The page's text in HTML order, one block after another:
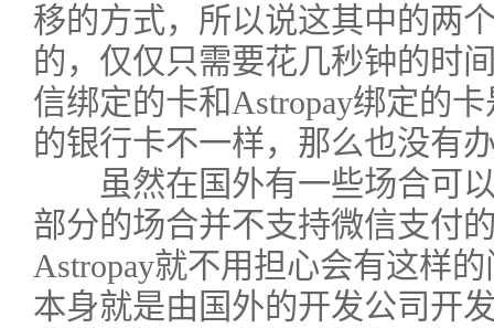
移的方式，所以说这其中的两
的，仅仅只需要花几秒钟的时
信绑定的卡和Astropay绑定的
的银行卡不一样，那么也没有
虽然在国外有一些场合可以
部分的场合并不支持微信支付
Astropay就不用担心会有这样
本身就是由国外的开发公司开